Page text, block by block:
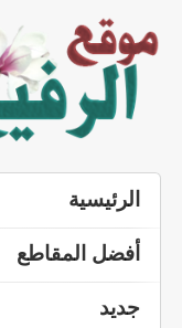
الرئيسية
أفضل المقاطع
جديد